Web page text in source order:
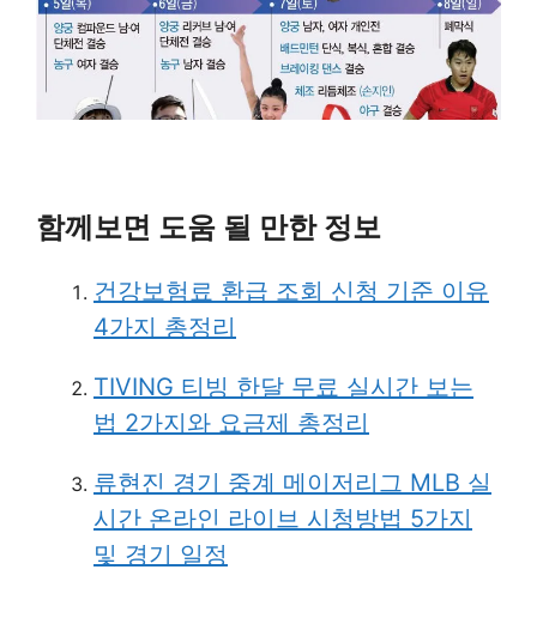
함께보면 도움 될 만한 정보
건강보험료 환급 조회 신청 기준 이유
4가지 총정리
TIVING 티빙 한달 무료 실시간 보는
법 2가지와 요금제 총정리
류현진 경기 중계 메이저리그 MLB 실
시간 온라인 라이브 시청방법 5가지
및 경기 일정